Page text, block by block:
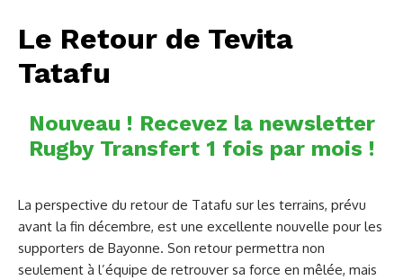
Le Retour de Tevita
Tatafu
Nouveau ! Recevez la newsletter
Rugby Transfert 1 fois par mois !
La perspective du retour de Tatafu sur les terrains, prévu
avant la fin décembre, est une excellente nouvelle pour les
supporters de Bayonne. Son retour permettra non
seulement à l’équipe de retrouver sa force en mêlée, mais